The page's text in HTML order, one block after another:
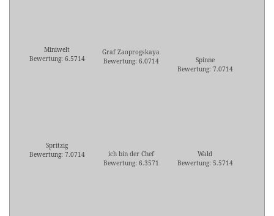
Miniwelt
Bewertung: 6.5714
Graf Zaoprogskaya
Bewertung: 6.0714
Spinne
Bewertung: 7.0714
Spritzig
Bewertung: 7.0714
ich bin der Chef
Bewertung: 6.3571
Wald
Bewertung: 5.5714